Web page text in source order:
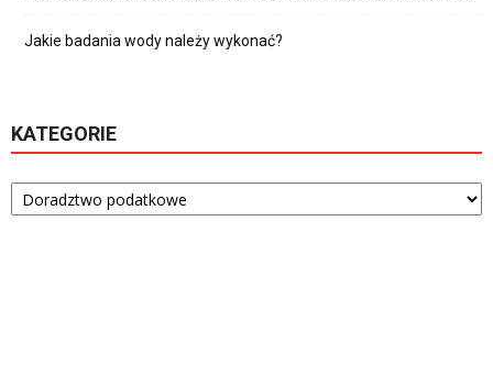
Jakie badania wody należy wykonać?
KATEGORIE
Kategorie